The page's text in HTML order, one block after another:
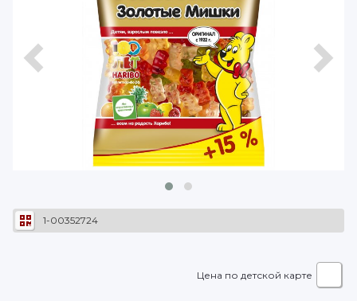
1-00352724
Цена по детской карте